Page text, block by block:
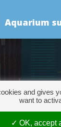
Aquarium
and gives
want to
OK, accept